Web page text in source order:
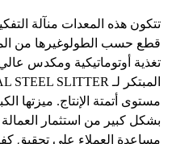
تتكون هذه المعدات منآلة
قطع حسب الطولوغيرها من
تغذية أوتوماتيكية ومكدس
مستوى أتمتة الإنتاج. ميزتها
بشكل كبير من استثمار العمالة
مساعدة العملاء على تحقيق